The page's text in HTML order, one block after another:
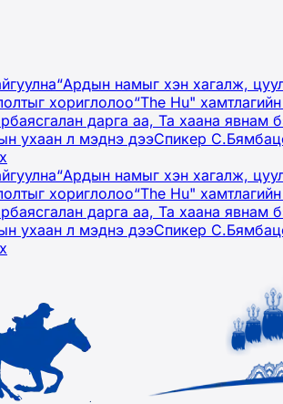
“Ардын намыг хэн хагалж,
хориглолоо“The Hu"
дарга аа, Та хаана явнам
ухаан л мэднэ дээСпикер
“Ардын намыг хэн хагалж,
хориглолоо“The Hu"
дарга аа, Та хаана явнам
ухаан л мэднэ дээСпикер